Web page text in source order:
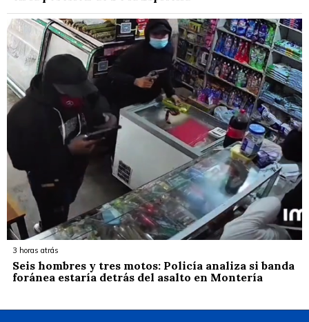
3 horas atrás
Seis hombres y tres motos: Policía analiza si banda
foránea estaría detrás del asalto en Montería